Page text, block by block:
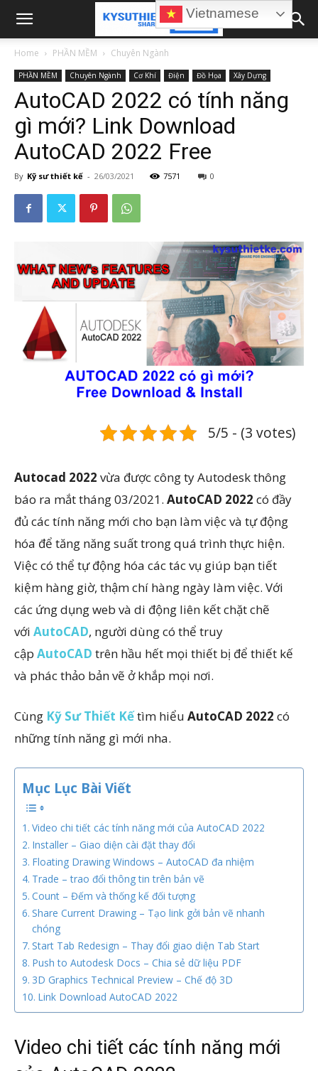
Home PHẦN MỀM Chuyên Ngành
PHẦN MỀM Chuyên Ngành Cơ Khí Điện Đồ Họa Xây Dựng
AutoCAD 2022 có tính năng
gì mới? Link Download
AutoCAD 2022 Free
By Kỹ sư thiết kế - 26/03/2021 7571 0
5/5 - (3 votes)
Autocad 2022 vừa được công ty Autodesk thông
báo ra mắt tháng 03/2021. AutoCAD 2022 có đầy
đủ các tính năng mới cho bạn làm việc và tự động
hóa để tăng năng suất trong quá trình thực hiện.
Việc có thể tự động hóa các tác vụ giúp bạn tiết
kiệm hàng giờ, thậm chí hàng ngày làm việc. Với
các ứng dụng web và di động liên kết chặt chẽ
với AutoCAD, người dùng có thể truy
cập AutoCAD trên hầu hết mọi thiết bị để thiết kế
và phác thảo bản vẽ ở khắp mọi nơi.
Cùng Kỹ Sư Thiết Kếtìm hiểu AutoCAD 2022 có
những tính năng gì mới nha.
Mục Lục Bài Viết
Video chi tiết các tính năng mới của AutoCAD 2022
Installer – Giao diện cài đặt thay đổi
Floating Drawing Windows – AutoCAD đa nhiệm
Trade – trao đổi thông tin trên bản vẽ
Count – Đếm và thống kế đối tượng
Share Current Drawing – Tạo link gởi bản vẽ nhanh
chóng
Start Tab Redesign – Thay đổi giao diện Tab Start
Push to Autodesk Docs – Chia sẻ dữ liệu PDF
3D Graphics Technical Preview – Chế độ 3D
Link Download AutoCAD 2022
Video chi tiết các tính năng mới
Vietnamese